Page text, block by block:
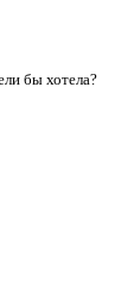
бы хотела?